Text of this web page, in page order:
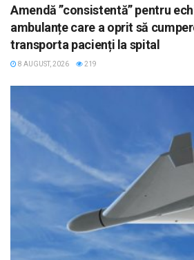
Amendă ”consistentă” pentru
ambulanțe care a oprit să
transporta pacienți la spital
8 AUGUST, 2026 219